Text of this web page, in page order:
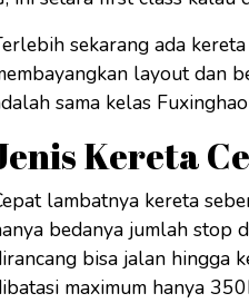
sekarang ada
layout dan
sama kelas
Kereta
lambatnya kereta
bedanya jumlah stop
bisa jalan hingga
maximum hanya